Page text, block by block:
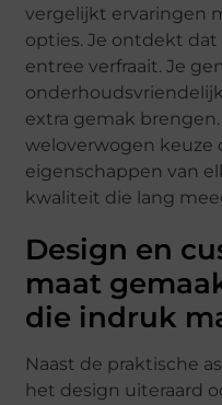
vergelijkt ervaringen
opties. Je ontdekt
entree verfraait. Je
extra gemak
weloverwogen keuze
eigenschappen van
kwaliteit die lang
Design en
maat
die indruk
Naast de praktische
het design uiteraard